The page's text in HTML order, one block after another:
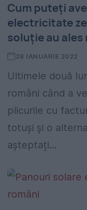
Cum puteți
electricitate
soluție au
28 IANUARIE 2022
Ultimele două
români când a
plicurile cu
totuși și o
așteptați...